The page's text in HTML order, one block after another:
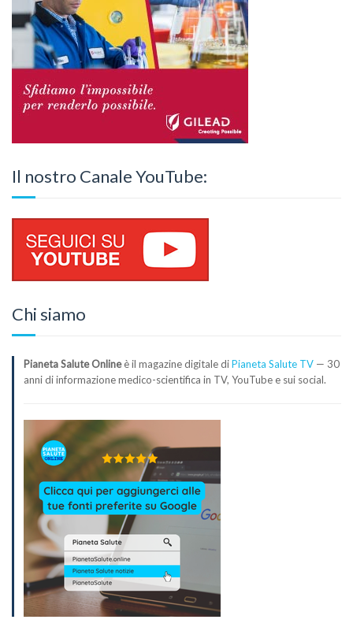
Il nostro Canale YouTube:
Chi siamo
Pianeta Salute Onlineè il magazine digitale diPianeta Salute TV — 30
anni di informazione medico-scientifica in TV, YouTube e sui social.